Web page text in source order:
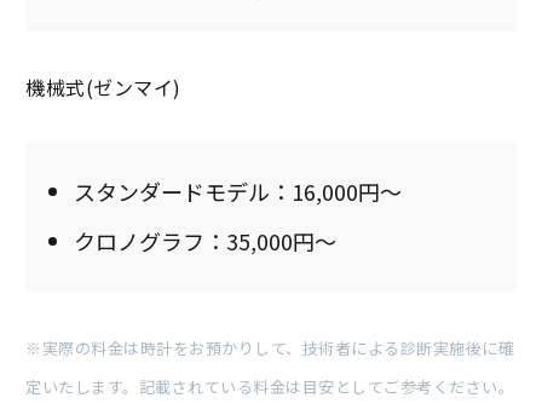
機械式(ゼンマイ)
スタンダードモデル：16,000円～
クロノグラフ：35,000円～
※実際の料金は時計をお預かりして、技術者による診断実施後に確
定いたします。記載されている料金は目安としてご参考ください。